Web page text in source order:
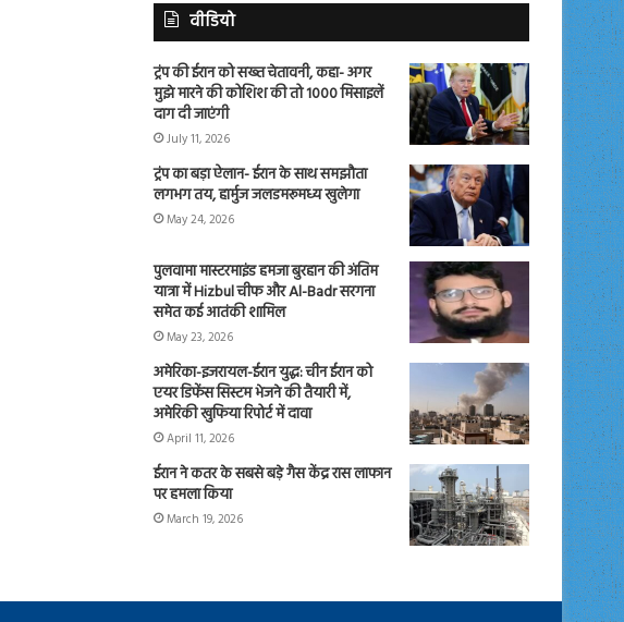
वीडियो
ट्रंप की ईरान को सख्त चेतावनी, कहा- अगर
मुझे मारने की कोशिश की तो 1000 मिसाइलें
दाग दी जाएंगी
July 11, 2026
ट्रंप का बड़ा ऐलान- ईरान के साथ समझौता
लगभग तय, हार्मुज जलडमरूमध्य खुलेगा
May 24, 2026
पुलवामा मास्टरमाइंड हमजा बुरहान की अंतिम
यात्रा में Hizbul चीफ और Al-Badr सरगना
समेत कई आतंकी शामिल
May 23, 2026
अमेरिका-इजरायल-ईरान युद्ध: चीन ईरान को
एयर डिफेंस सिस्टम भेजने की तैयारी में,
अमेरिकी खुफिया रिपोर्ट में दावा
April 11, 2026
ईरान ने कतर के सबसे बड़े गैस केंद्र रास लाफान
पर हमला किया
March 19, 2026